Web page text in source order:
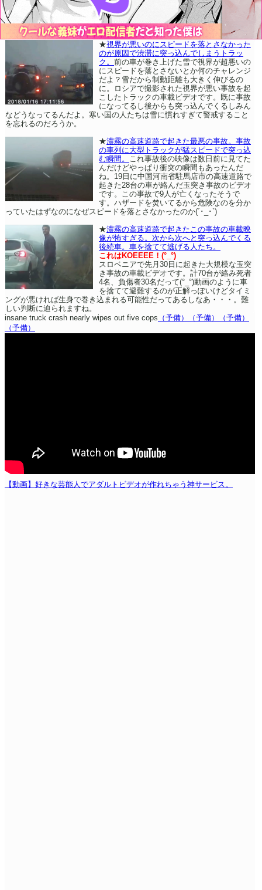
★視界が悪いのにスピードを落とさなかった
のが原因で渋滞に突っ込んでしまうトラッ
ク。 前の車が巻き上げた雪で視界が超悪いの
にスピードを落とさないとか何のチャレンジ
だよ？雪だから制動距離も大きく伸びるの
に。ロシアで撮影された視界が悪い事故を起
こしたトラックの車載ビデオです。既に事故
になってるし後からも突っ込んでくるしみん
などうなってるんだよ。寒い国の人たちは雪に慣れすぎて警戒すること
を忘れるのだろうか。
★濃霧の高速道路で起きた最悪の事故。事故
の車列に大型トラックが猛スピードで突っ込
む瞬間。
これ事故後の映像は数日前に見てた
んだけどやっぱり衝突の瞬間もあったんだ
ね。19日に中国河南省駐馬店市の高速道路で
起きた28台の車が絡んだ玉突き事故のビデオ
です。この事故で9人が亡くなったそうで
す。ハザードを焚いてるから危険なのを分か
っていたはずなのになぜスピードを落とさなかったのか(´･_･`)
★濃霧の高速道路で起きたこの事故の車載映
像が怖すぎる。次から次へと突っ込んでくる
後続車。車を捨てて逃げる人たち。
これはKOEEEE！(°_°)
スロベニアで先月30日に起きた大規模な玉突
き事故の車載ビデオです。計70台が絡み死者
4名、負傷者30名だって(°_°)動画のように車
を捨てて避難するのが正解っぽいけどタイミ
ングが悪ければ生身で巻き込まれる可能性だってあるしなあ・・・。難
しい判断に迫られますね。
insane truck crash nearly wipes out five cops （予備） （予備）
（予備）
（予備）
【動画】好きな芸能人でアダルトビデオが作れちゃう神サービス。